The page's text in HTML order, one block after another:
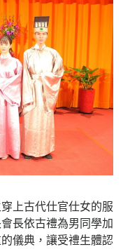
上古代仕官仕女的服
長依古禮為男同學加
儀典，讓受禮生體認